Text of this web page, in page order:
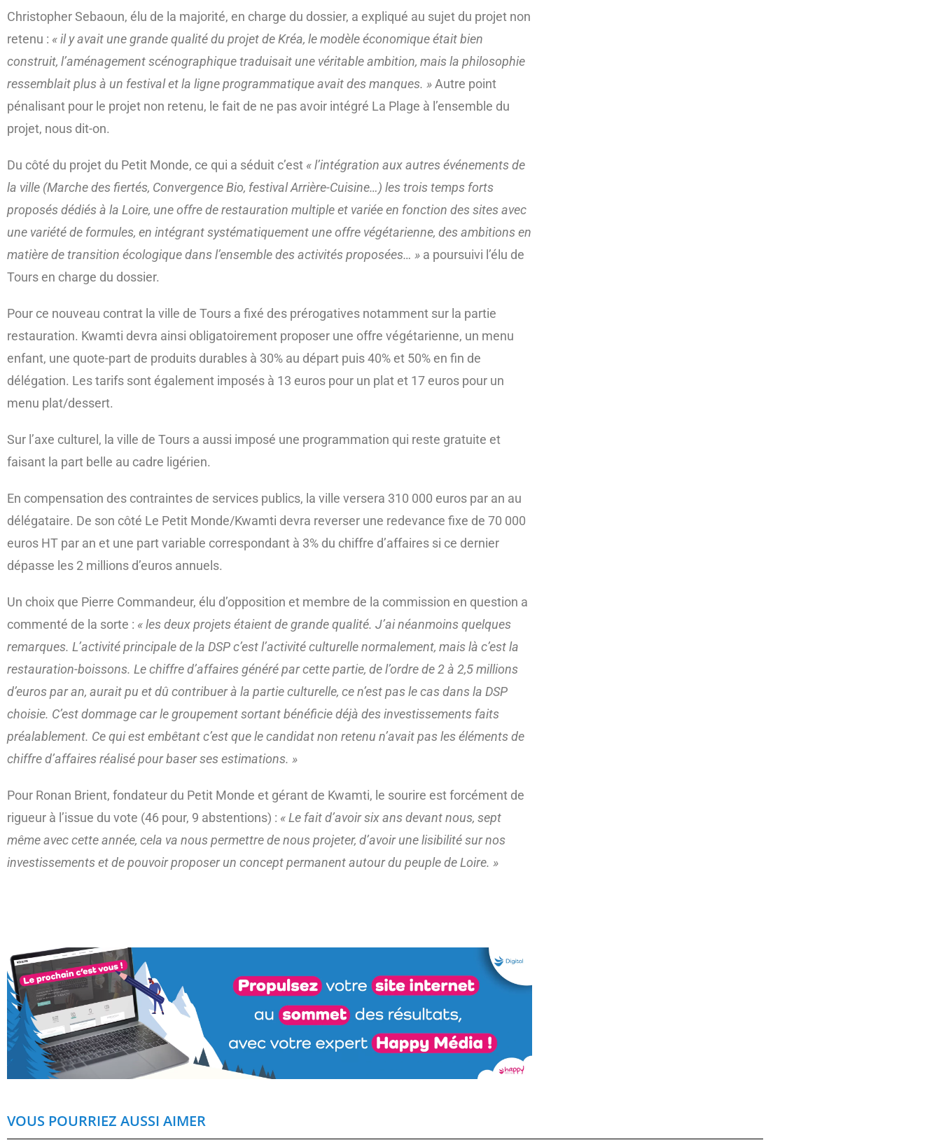
Christopher Sebaoun, élu de la majorité, en charge du dossier, a expliqué au sujet du projet non
retenu : « il y avait une grande qualité du projet de Kréa, le modèle économique était bien
construit, l’aménagement scénographique traduisait une véritable ambition, mais la philosophie
ressemblait plus à un festival et la ligne programmatique avait des manques. »Autre point
pénalisant pour le projet non retenu, le fait de ne pas avoir intégré La Plage à l’ensemble du
projet, nous dit-on.
Du côté du projet du Petit Monde, ce qui a séduit c’est « l’intégration aux autres événements de
la ville (Marche des fiertés, Convergence Bio, festival Arrière-Cuisine…) les trois temps forts
proposés dédiés à la Loire, une offre de restauration multiple et variée en fonction des sites avec
une variété de formules, en intégrant systématiquement une offre végétarienne, des ambitions en
matière de transition écologique dans l’ensemble des activités proposées… » a poursuivi l’élu de
Tours en charge du dossier.
Pour ce nouveau contrat la ville de Tours a fixé des prérogatives notamment sur la partie
restauration. Kwamti devra ainsi obligatoirement proposer une offre végétarienne, un menu
enfant, une quote-part de produits durables à 30% au départ puis 40% et 50% en fin de
délégation. Les tarifs sont également imposés à 13 euros pour un plat et 17 euros pour un
menu plat/dessert.
Sur l’axe culturel, la ville de Tours a aussi imposé une programmation qui reste gratuite et
faisant la part belle au cadre ligérien.
En compensation des contraintes de services publics, la ville versera 310 000 euros par an au
délégataire. De son côté Le Petit Monde/Kwamti devra reverser une redevance fixe de 70 000
euros HT par an et une part variable correspondant à 3% du chiffre d’affaires si ce dernier
dépasse les 2 millions d’euros annuels.
Un choix que Pierre Commandeur, élu d’opposition et membre de la commission en question a
commenté de la sorte : « les deux projets étaient de grande qualité. J’ai néanmoins quelques
remarques. L’activité principale de la DSP c’est l’activité culturelle normalement, mais là c’est la
restauration-boissons. Le chiffre d’affaires généré par cette partie, de l’ordre de 2 à 2,5 millions
d’euros par an, aurait pu et dû contribuer à la partie culturelle, ce n’est pas le cas dans la DSP
choisie. C’est dommage car le groupement sortant bénéficie déjà des investissements faits
préalablement. Ce qui est embêtant c’est que le candidat non retenu n’avait pas les éléments de
chiffre d’affaires réalisé pour baser ses estimations. »
Pour Ronan Brient, fondateur du Petit Monde et gérant de Kwamti, le sourire est forcément de
rigueur à l’issue du vote (46 pour, 9 abstentions) : « Le fait d’avoir six ans devant nous, sept
même avec cette année, cela va nous permettre de nous projeter, d’avoir une lisibilité sur nos
investissements et de pouvoir proposer un concept permanent autour du peuple de Loire. »
VOUS POURRIEZ AUSSI AIMER